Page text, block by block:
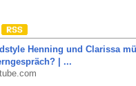
Henning und Clarissa
| ...